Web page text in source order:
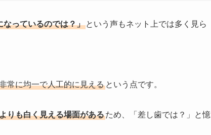
なっているのでは？」 という声もネット上では多く見ら
常に均一で人工的に見える という点です。
りも白く見える場面があるため、「差し歯では？」と憶